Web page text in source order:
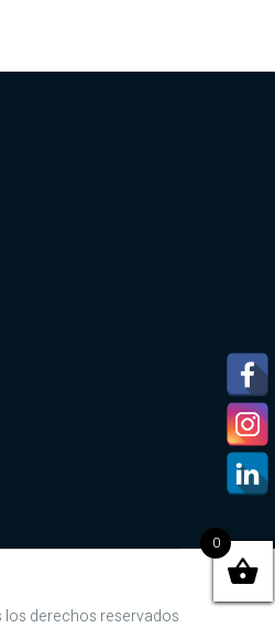
derechos reservados
0